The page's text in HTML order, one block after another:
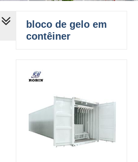
bloco de gelo em
contêiner